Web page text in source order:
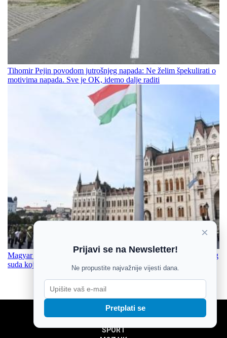
Tihomir Pejin povodom jutrošnjeg napada: Ne želim špekulirati o
motivima napada. Sve je OK, idemo dalje raditi
Magyar za predsjednika Mađarske predlaže bivšeg šefa Vrhovnog
suda kojeg je smijenio Orban
NOVOSTI
SPORT
×
Prijavi se na Newsletter!
Ne propustite najvažnije vijesti dana.
Pretplati se